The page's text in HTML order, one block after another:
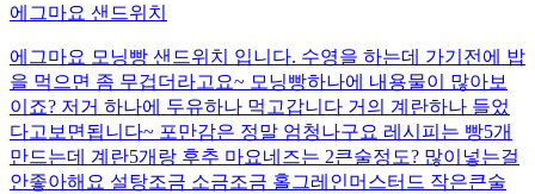
에그마요 샌드위치
에그마요 모닝빵 샌드위치 입니다. 수영을 하는데 가기전에 밥
을 먹으면 좀 무겁더라고요~ 모닝빵하나에 내용물이 많아보
이죠? 저거 하나에 두유하나 먹고갑니다 거의 계란하나 들었
다고보면됩니다~ 포만감은 정말 엄청나구요 레시피는 빵5개
만드는데 계란5개랑 후추 마요네즈는 2큰술정도? 많이넣는걸
안좋아해요 설탕조금 소금조금 홀그레인머스터드 작은큰술